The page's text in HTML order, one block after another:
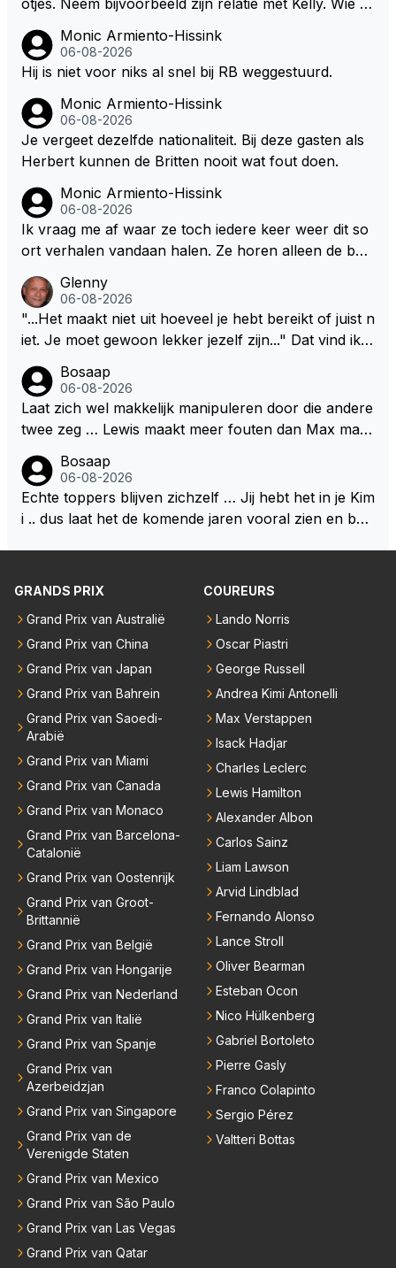
artjes ouder is en al een kleine heeft van een voorm
alig RB-lid op de leeftijd van 23 jaar? Hij doet dingen
oon. Ieder jaar is er in Hongarije een uitje voor zijn t
eam. Op 28-jarige leeftijd is hij al eigenaar van een su
ccesvol raceteam. Hij is niet alleen speciaal in de aut
Monic Armiento-Hissink
06-08-2026
Hij is niet voor niks al snel bij RB weggestuurd.
Monic Armiento-Hissink
06-08-2026
Je vergeet dezelfde nationaliteit. Bij deze gasten als
Herbert kunnen de Britten nooit wat fout doen.
Monic Armiento-Hissink
06-08-2026
Ik vraag me af waar ze toch iedere keer weer dit so
ort verhalen vandaan halen. Ze horen alleen de boa
gedaan worden als ie nog vol adrenaline zit, maar ni
emand weet wat er zich afspeelt achter gesloten de
uren. Bovendien werken er 2000 man bij RB en niet
er elkaar mensen een andere uitdagingen zoeken of
niet meer in de F1 willen werken is niet zo gek als de
meesten van hen al sinds dat RB hun intrede deed a
anwezig waren. De mensen die nu een aantal van di
e lege plaatsen op gaan vullen hebben ook al jaren
binnen RB gewerkt en zijn voor Max geen vreemde
n meer. Ook andere teams verliezen mensen. Er wo
rdt teveel drama van gemaakt.
Glenny
06-08-2026
"...Het maakt niet uit hoeveel je hebt bereikt of juist n
iet. Je moet gewoon lekker jezelf zijn..." Dat vind ik z
waliteit en niet om kwantiteit in het (zijn) leven. Voor
zo'n mindset in een wereld waarin het nota bene he
el vaak juist WEL om kwantiteit draait, en dat op z
bben. Toen hij zijn eerste titel in Abu Dhabi won in 2
021 zei hij al direct dat hij had bereikt wat hij altijd al g
raag wilde. Max was tevreden, de rest is bonus. Iets
dergelijks heb ik bijvoorbeeld Lando Norris nog niet
horen zeggen. Eigenlijk nog geen enkele andere cou
Bosaap
06-08-2026
Laat zich wel makkelijk manipuleren door die andere
twee zeg … Lewis maakt meer fouten dan Max maar
dt goed, begrijp mij goed, maar heeft ook het beste
materiaal .. Het kan en mag nooit zo zijn dat hij qua r
ijden hoger ingeschaald wordt dan Lewis en Max .. D
ch echt te kort ..
Bosaap
06-08-2026
Echte toppers blijven zichzelf … Jij hebt het in je Kim
i .. dus laat het de komende jaren vooral zien en be
GRANDS PRIX
Grand Prix van Australië
Grand Prix van China
Grand Prix van Japan
Grand Prix van Bahrein
Grand Prix van Saoedi-
Arabië
Grand Prix van Miami
Grand Prix van Canada
Grand Prix van Monaco
Grand Prix van Barcelona-
Catalonië
Grand Prix van Oostenrijk
Grand Prix van Groot-
Brittannië
Grand Prix van België
Grand Prix van Hongarije
Grand Prix van Nederland
Grand Prix van Italië
Grand Prix van Spanje
Grand Prix van
Azerbeidzjan
Grand Prix van Singapore
Grand Prix van de
Verenigde Staten
Grand Prix van Mexico
Grand Prix van São Paulo
Grand Prix van Las Vegas
Grand Prix van Qatar
COUREURS
Lando Norris
Oscar Piastri
George Russell
Andrea Kimi Antonelli
Max Verstappen
Isack Hadjar
Charles Leclerc
Lewis Hamilton
Alexander Albon
Carlos Sainz
Liam Lawson
Arvid Lindblad
Fernando Alonso
Lance Stroll
Oliver Bearman
Esteban Ocon
Nico Hülkenberg
Gabriel Bortoleto
Pierre Gasly
Franco Colapinto
Sergio Pérez
Valtteri Bottas